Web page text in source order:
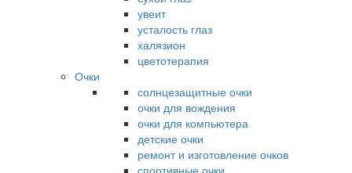
увеит
усталость глаз
халязион
цветотерапия
Очки
солнцезащитные очки
очки для вождения
очки для компьютера
детские очки
ремонт и изготовление очков